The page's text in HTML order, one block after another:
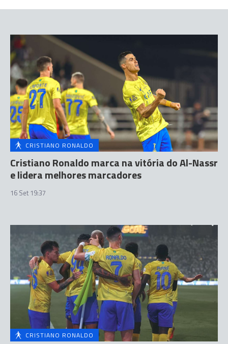
CRISTIANO RONALDO
Cristiano Ronaldo marca na vitória do Al-Nassr
e lidera melhores marcadores
16 Set 19:37
CRISTIANO RONALDO